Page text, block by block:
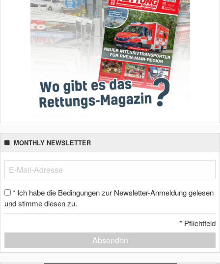
MONTHLY NEWSLETTER
* Ich habe die Bedingungen zur Newsletter-Anmeldung gelesen
und stimme diesen zu.
* Pflichtfeld
Absenden